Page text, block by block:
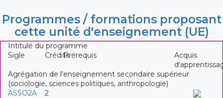
Programmes / formations proposant
cette unité d'enseignement (UE)
Intitulé du programme
Sigle
CréditsPrérequis
Acquis
Agrégation de l'enseignement secondaire supérieur
(sociologie, sciences politiques, anthropologie)
ASSO2A
2